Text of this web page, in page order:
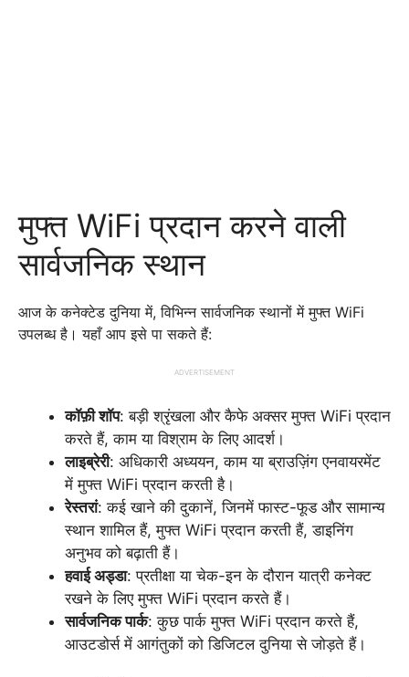
मुफ्त WiFi प्रदान करने वाली
सार्वजनिक स्थान
आज के कनेक्टेड दुनिया में, विभिन्न सार्वजनिक स्थानों में मुफ्त WiFi
उपलब्ध है। यहाँ आप इसे पा सकते हैं:
ADVERTISEMENT
कॉफ़ी शॉप: बड़ी श्रृंखला और कैफे अक्सर मुफ्त WiFi प्रदान
करते हैं, काम या विश्राम के लिए आदर्श।
लाइब्रेरी: अधिकारी अध्ययन, काम या ब्राउज़िंग एनवायरमेंट
में मुफ्त WiFi प्रदान करती है।
रेस्तरां: कई खाने की दुकानें, जिनमें फास्ट-फूड और सामान्य
स्थान शामिल हैं, मुफ्त WiFi प्रदान करती हैं, डाइनिंग
अनुभव को बढ़ाती हैं।
हवाई अड्डा: प्रतीक्षा या चेक-इन के दौरान यात्री कनेक्ट
रखने के लिए मुफ्त WiFi प्रदान करते हैं।
सार्वजनिक पार्क: कुछ पार्क मुफ्त WiFi प्रदान करते हैं,
आउटडोर्स में आगंतुकों को डिजिटल दुनिया से जोड़ते हैं।